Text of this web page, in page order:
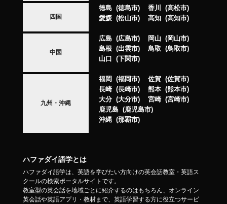
四国
徳島 徳島市 香川
高松市
愛媛
松山市 高知 高知市
中国
広島 広島市 岡山
岡山市
島根
出雲市 鳥取
鳥取市
山口
下関市
九州・沖縄
福岡 福岡市 佐賀
佐賀市
長崎
長崎市 熊本
熊本市
大分
大分市 宮崎
宮崎市
鹿児島
鹿児島市
沖縄
那覇市
ハファダイ語学とは
ハファダイ語学は、英語を学びたい方向けの英会話教室・英語ス
クールの検索ポータルサイトです。
教室型の英会話を地域ごとに紹介するのはもちろん、オンライン
英会話や英語アプリ・教材まで、英語学習する方に役立つサービ